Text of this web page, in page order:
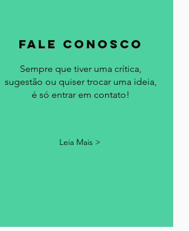
fale conosco
Sempre que tiver uma crítica,
sugestão ou quiser trocar uma ideia,
é só entrar em contato!
Leia Mais >